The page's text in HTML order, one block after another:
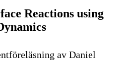
Reactions using
av Daniel